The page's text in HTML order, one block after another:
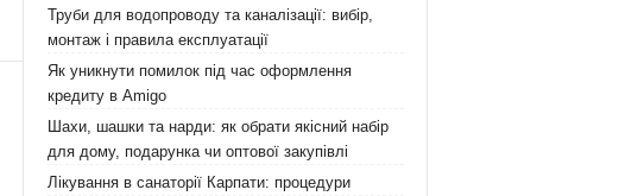
Труби для водопроводу та каналізації: вибір,
монтаж і правила експлуатації
Як уникнути помилок під час оформлення
кредиту в Amigo
Шахи, шашки та нарди: як обрати якісний набір
для дому, подарунка чи оптової закупівлі
Лікування в санаторії Карпати: процедури